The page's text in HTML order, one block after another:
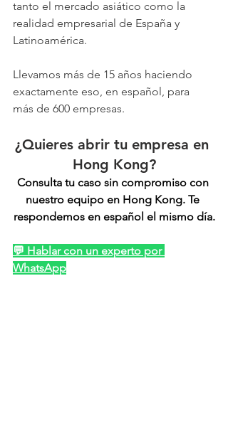
tanto el mercado asiático como la
realidad empresarial de España y
Latinoamérica.
Llevamos más de 15 años haciendo
exactamente eso, en español, para
más de 600 empresas.
¿Quieres abrir tu empresa en
Hong Kong?
Consulta tu caso sin compromiso con
nuestro equipo en Hong Kong. Te
respondemos en español el mismo día.
💬 Hablar con un experto por
WhatsApp